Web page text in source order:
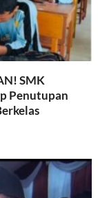
SMK
Penutupan